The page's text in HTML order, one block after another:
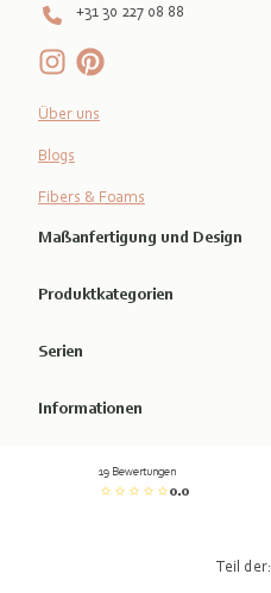
+31 30 227 08 88
Über uns
Blogs
Fibers & Foams
Maßanfertigung und Design
Produktkategorien
Serien
Informationen
19 Bewertungen
0.0
Teil der: